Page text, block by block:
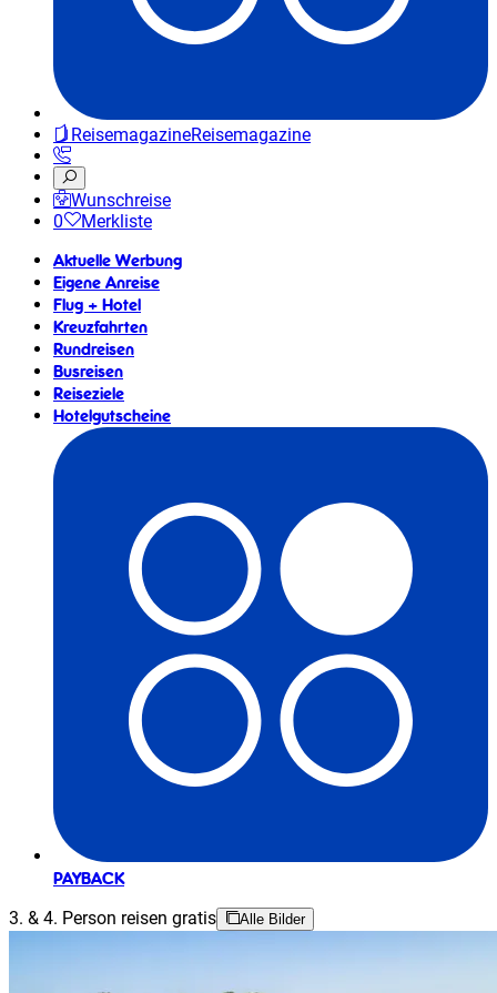
ReisemagazineReisemagazine
Wunschreise
0
Merkliste
Aktuelle Werbung
Eigene Anreise
Flug + Hotel
Kreuzfahrten
Rundreisen
Busreisen
Reiseziele
Hotelgutscheine
PAYBACK
3. & 4. Person reisen gratis Alle Bilder